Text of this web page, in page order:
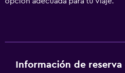
Información de